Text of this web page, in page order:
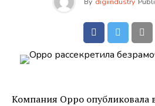
Компания Oppo опубликовала